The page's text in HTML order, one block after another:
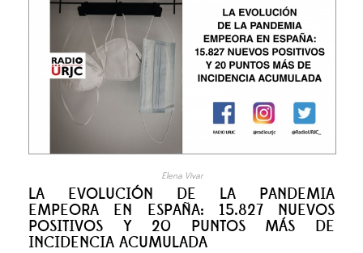
Elena Vivar
LA EVOLUCIÓN DE LA PANDEMIA
EMPEORA EN ESPAÑA: 15.827 NUEVOS
POSITIVOS Y 20 PUNTOS MÁS DE
INCIDENCIA ACUMULADA